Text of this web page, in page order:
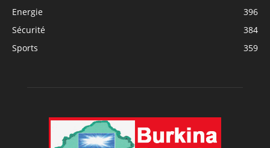
Energie
396
Sécurité
384
Sports
359